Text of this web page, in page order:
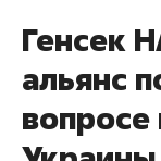
Генсек
альянс